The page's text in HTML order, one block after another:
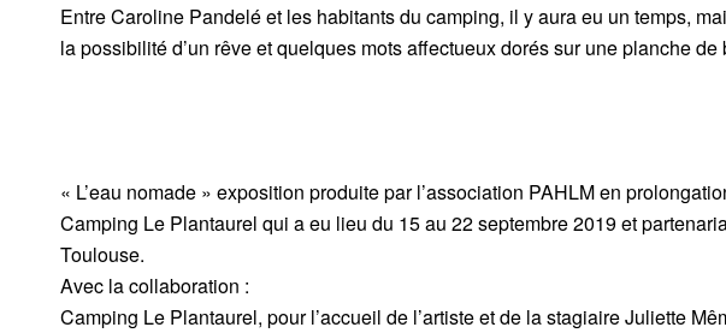
Entre Caroline Pandelé et les habitants du camping, il y aura eu un temps,
la possibilité d’un rêve et quelques mots affectueux dorés sur une planche de
« L’eau nomade » exposition produite par l’association PAHLM en
Camping Le Plantaurel qui a eu lieu du 15 au 22 septembre 2019 et
Toulouse.
Avec la collaboration :
Camping Le Plantaurel, pour l’accueil de l’artiste et de la stagiaire Juliette